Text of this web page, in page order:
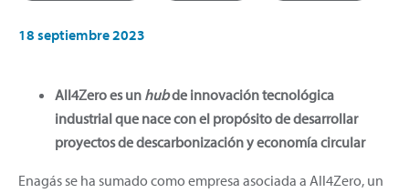
18 septiembre 2023
All4Zero es un hubde innovación tecnológica
industrial que nace con el propósito de desarrollar
proyectos de descarbonización y economía circular
Enagás se ha sumado como empresa asociada a All4Zero, un